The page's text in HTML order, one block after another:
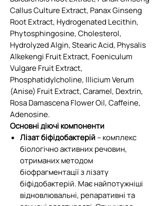
Callus Culture Extract, Panax Ginseng
Root Extract, Hydrogenated Lecithin,
Phytosphingosine, Cholesterol,
Hydrolyzed Algin, Stearic Acid, Physalis
Alkekengi Fruit Extract, Foeniculum
Vulgare Fruit Extract,
Phosphatidylcholine, Illicium Verum
(Anise) Fruit Extract, Caramel, Dextrin,
Rosa Damascena Flower Oil, Caffeine,
Adenosine.
Основні діючі компоненти
Лізат біфідобактерій– комплекс
біологічно активних речовин,
отриманих методом
біофрагментації з лізату
біфідобактерій. Має найпотужніші
відновлювальні, репаративні та